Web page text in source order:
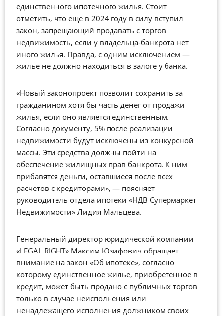
единственного ипотечного жилья. Стоит
отметить, что еще в 2024 году в силу вступил
закон, запрещающий продавать с торгов
недвижимость, если у владельца-банкрота нет
иного жилья. Правда, с одним исключением —
жилье не должно находиться в залоге у банка.
«Новый законопроект позволит сохранить за
гражданином хотя бы часть денег от продажи
жилья, если оно является единственным.
Согласно документу, 5% после реализации
недвижимости будут исключены из конкурсной
массы. Эти средства должны пойти на
обеспечение жилищных прав банкрота. К ним
прибавятся деньги, оставшиеся после всех
расчетов с кредиторами», — поясняет
руководитель отдела ипотеки «НДВ Супермаркет
Недвижимости» Лидия Мальцева.
Генеральный директор юридической компании
«LEGAL RIGHT» Максим Юзифович обращает
внимание на закон «Об ипотеке», согласно
которому единственное жилье, приобретенное в
кредит, может быть продано с публичных торгов
только в случае неисполнения или
ненадлежащего исполнения должником своих